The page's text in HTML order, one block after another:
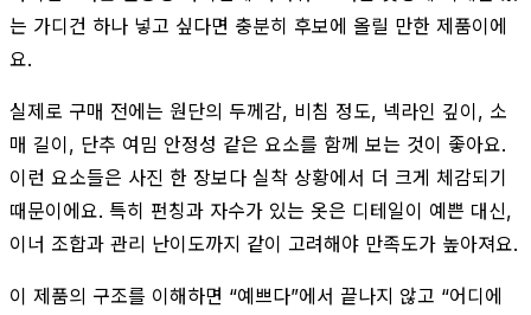
는 가디건 하나 넣고 싶다면 충분히 후보에 올릴 만한 제품이에
요.
실제로 구매 전에는 원단의 두께감, 비침 정도, 넥라인 깊이, 소
매 길이, 단추 여밈 안정성 같은 요소를 함께 보는 것이 좋아요.
이런 요소들은 사진 한 장보다 실착 상황에서 더 크게 체감되기
때문이에요. 특히 펀칭과 자수가 있는 옷은 디테일이 예쁜 대신,
이너 조합과 관리 난이도까지 같이 고려해야 만족도가 높아져요.
이 제품의 구조를 이해하면 “예쁘다”에서 끝나지 않고 “어디에